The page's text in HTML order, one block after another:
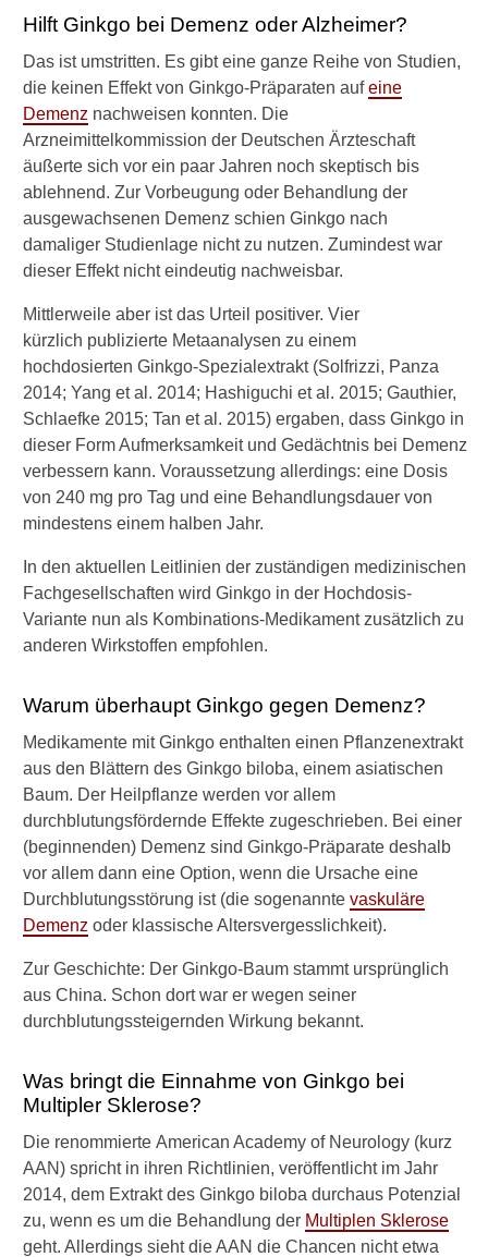
Hilft Ginkgo bei Demenz oder Alzheimer?
Das ist umstritten. Es gibt eine ganze Reihe von Studien,
die keinen Effekt von Ginkgo-Präparaten aufeine
Demenz nachweisen konnten. Die
Arzneimittelkommission der Deutschen Ärzteschaft
äußerte sich vor ein paar Jahren noch skeptisch bis
ablehnend. Zur Vorbeugung oder Behandlung der
ausgewachsenen Demenz schien Ginkgo nach
damaliger Studienlage nicht zu nutzen. Zumindest war
dieser Effekt nicht eindeutig nachweisbar.
Mittlerweile aber ist das Urteil positiver. Vier
kürzlich publizierte Metaanalysen zu einem
hochdosierten Ginkgo-Spezialextrakt (Solfrizzi, Panza
2014; Yang et al. 2014; Hashiguchi et al. 2015; Gauthier,
Schlaefke 2015; Tan et al. 2015) ergaben, dass Ginkgo in
dieser Form Aufmerksamkeit und Gedächtnis bei Demenz
verbessern kann. Voraussetzung allerdings: eine Dosis
von 240 mg pro Tag und eine Behandlungsdauer von
mindestens einem halben Jahr.
In den aktuellen Leitlinien der zuständigen medizinischen
Fachgesellschaften wird Ginkgo in der Hochdosis-
Variante nun als Kombinations-Medikament zusätzlich zu
anderen Wirkstoffen empfohlen.
Warum überhaupt Ginkgo gegen Demenz?
Medikamente mit Ginkgo enthalten einen Pflanzenextrakt
aus den Blättern des Ginkgo biloba, einem asiatischen
Baum. Der Heilpflanze werden vor allem
durchblutungsfördernde Effekte zugeschrieben. Bei einer
(beginnenden) Demenz sind Ginkgo-Präparate deshalb
vor allem dann eine Option, wenn die Ursache eine
Durchblutungsstörung ist (die sogenannte vaskuläre
Demenz oder klassische Altersvergesslichkeit).
Zur Geschichte: Der Ginkgo-Baum stammt ursprünglich
aus China. Schon dort war er wegen seiner
durchblutungssteigernden Wirkung bekannt.
Was bringt die Einnahme von Ginkgo bei
Multipler Sklerose?
Die renommierte American Academy of Neurology (kurz
AAN) spricht in ihren Richtlinien, veröffentlicht im Jahr
2014, dem Extrakt des Ginkgo biloba durchaus Potenzial
zu, wenn es um die Behandlung der Multiplen Sklerose
geht. Allerdings sieht die AAN die Chancen nicht etwa
e
e
n
T
i
i
t
u
s
H
i
l
f
t
C
n
n
a
i
s
b
i
u
t
i
p
l
e
r
S
k
l
e
r
o
s
e
►
Krankheiten